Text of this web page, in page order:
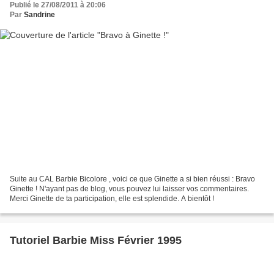
Publié le 27/08/2011 à 20:06
Par Sandrine
Suite au CAL Barbie Bicolore , voici ce que Ginette a si bien réussi : Bravo
Ginette ! N'ayant pas de blog, vous pouvez lui laisser vos commentaires.
Merci Ginette de ta participation, elle est splendide. A bientôt !
Tutoriel Barbie Miss Février 1995